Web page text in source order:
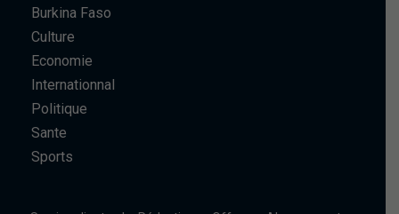
Burkina Faso
Culture
Economie
Internationnal
Politique
Sante
Sports